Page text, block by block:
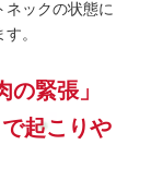
ネックの状態に
。
緊張」
起こりや